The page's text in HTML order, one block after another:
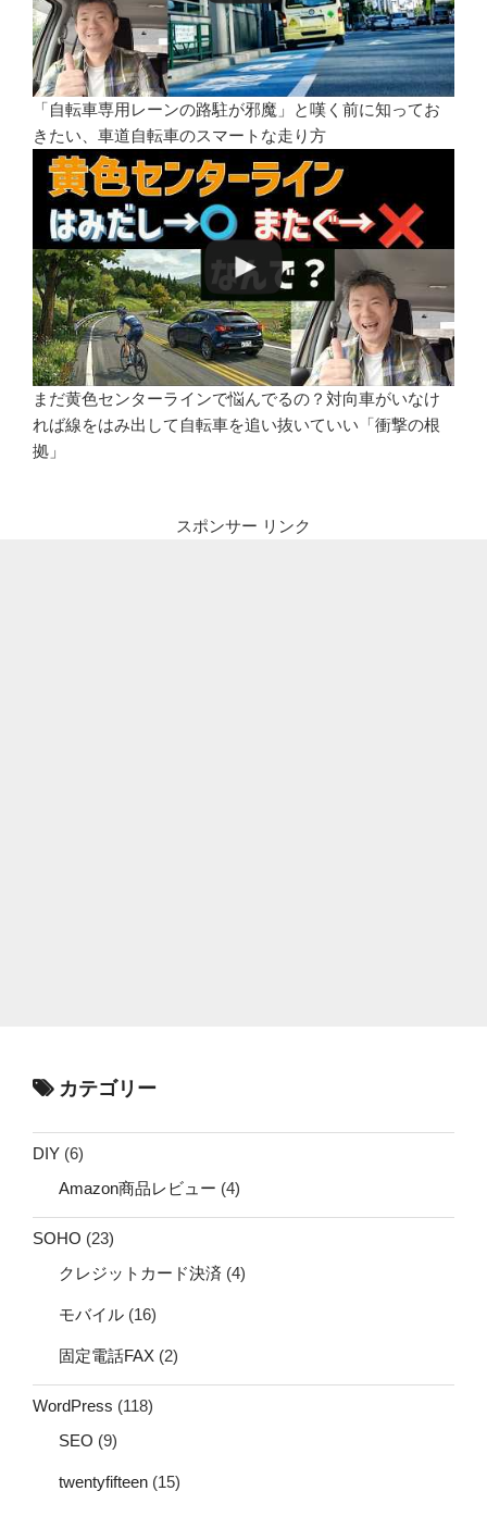
「自転車専用レーンの路駐が邪魔」と嘆く前に知ってお
きたい、車道自転車のスマートな走り方
まだ黄色センターラインで悩んでるの？対向車がいなけ
れば線をはみ出して自転車を追い抜いていい「衝撃の根
拠」
スポンサー リンク
カテゴリー
DIY (6)
Amazon商品レビュー (4)
SOHO (23)
クレジットカード決済 (4)
モバイル (16)
固定電話FAX (2)
WordPress (118)
SEO (9)
twentyfifteen (15)